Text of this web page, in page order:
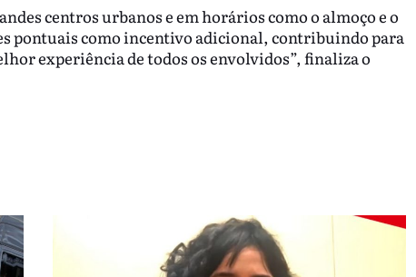
centros urbanos e em horários como o almoço e o
pontuais como incentivo adicional, contribuindo para
experiência de todos os envolvidos”, finaliza o